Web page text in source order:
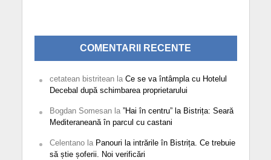
COMENTARII RECENTE
cetatean bistriteanla Ce se va întâmpla cu Hotelul
Decebal după schimbarea proprietarului
Bogdan Somesanla ”Hai în centru” la Bistrița: Seară
Mediteraneană în parcul cu castani
Celentanola Panouri la intrările în Bistrița. Ce trebuie
să știe șoferii. Noi verificări